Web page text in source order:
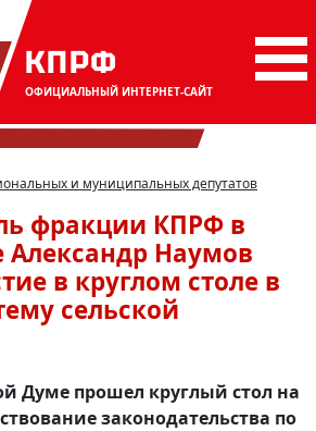
КПРФ
ОФИЦИАЛЬНЫЙ ИНТЕРНЕТ-САЙТ
и муниципальных депутатов
фракции КПРФ в
Наумов
в круглом столе в
сельской
Думе прошел круглый стол на
законодательства по